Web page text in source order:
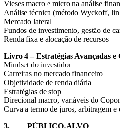
Vieses macro e micro na análise
Análise técnica (método Wyckoff,
Mercado lateral
Fundos de investimento, gestão de
Renda fixa e alocação de recursos
Livro 4 – Estratégias Avançadas
Mindset do investidor
Carreiras no mercado financeiro
Objetividade de renda diária
Estratégias de stop
Direcional macro, variáveis do
Curva a termo de juros, arbitragem e
3. PÚBLICO-ALVO